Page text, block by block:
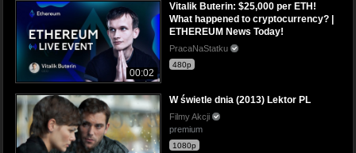
00:02
Vitalik Buterin: $25,000 per ETH!
What happened to cryptocurrency? |
ETHEREUM News Today!
PracaNaStatku
480p
W świetle dnia (2013) Lektor PL
Filmy Akcji
premium
1080p